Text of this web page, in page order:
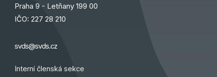
Praha 9 - Letňany 199 00
IČO: 227 28 210
svds@svds.cz
Interní členská sekce